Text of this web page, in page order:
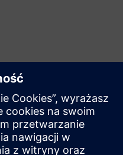
rozwiązania